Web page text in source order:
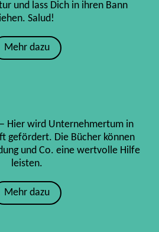
und lass Dich in ihren Bann
Salud!
Mehr dazu
Hier wird Unternehmertum in
gefördert. Die Bücher können
und Co. eine wertvolle Hilfe
leisten.
Mehr dazu